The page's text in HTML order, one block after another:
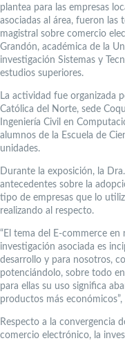
plantea para las empresas
asociadas al área, fueron las
magistral sobre comercio
Grandón, académica de la
investigación Sistemas y
estudios superiores.
La actividad fue organizada
Católica del Norte, sede
Ingeniería Civil en
alumnos de la Escuela de
unidades.
Durante la exposición, la
antecedentes sobre la
tipo de empresas que lo
realizando al respecto.
“El tema del E-commerce
investigación asociada es
desarrollo y para nosotros,
potenciándolo, sobre todo
para ellas su uso significa
productos más
Respecto a la convergencia
comercio electrónico, la